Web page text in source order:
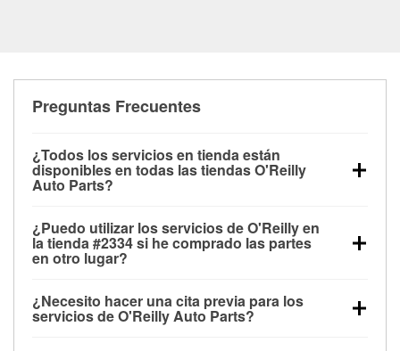
Preguntas Frecuentes
¿Todos los servicios en tienda están
disponibles en todas las tiendas O'Reilly
Auto Parts?
las pruebas de batería, pruebas de alternador y
motor de arranque, revisión de la luz “Check Engine”
con O'Reilly VeriScan® e instalación de
limpiaparabrisas o bombillas, están disponibles en
todas las tiendas O'Reilly Auto Parts. La tienda
¿Puedo utilizar los servicios de O'Reilly en
la tienda #2334 si he comprado las partes
en otro lugar?
de O'Reilly Auto Parts que estén disponibles en la
tienda #2334 de Goldsboro, NC aunque hayas
¿Necesito hacer una cita previa para los
servicios de O'Reilly Auto Parts?